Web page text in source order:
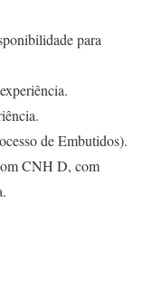
para
de Embutidos).
CNH D, com